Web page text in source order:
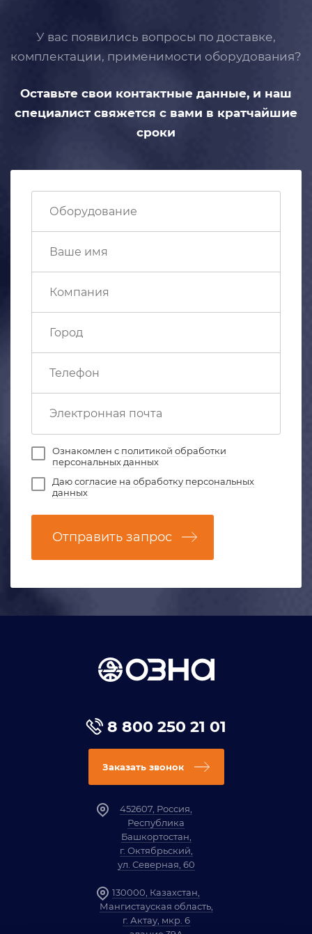
У вас появились вопросы по доставке,
комплектации, применимости оборудования?
Оставьте свои контактные данные, и наш
специалист свяжется с вами в кратчайшие
сроки
Ознакомлен с политикой обработки
персональных данных
Даюсогласие на обработку персональных
данных
Отправить запрос
8 800 250 21 01
Заказать звонок
452607, Россия,
Республика
Башкортостан,
г. Октябрьский,
ул. Северная, 60
130000, Казахстан,
Мангистауская область,
г. Актау, мкр. 6